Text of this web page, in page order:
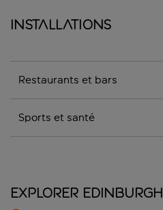
Installations
Restaurants et bars
Sports et santé
Explorer Edinburgh